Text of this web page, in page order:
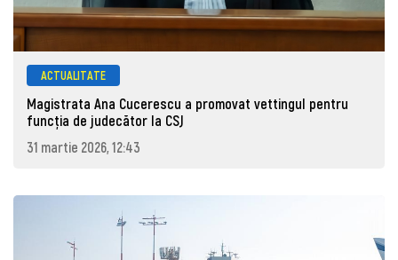
ACTUALITATE
Magistrata Ana Cucerescu a promovat vettingul pentru
funcția de judecător la CSJ
31 martie 2026, 12:43